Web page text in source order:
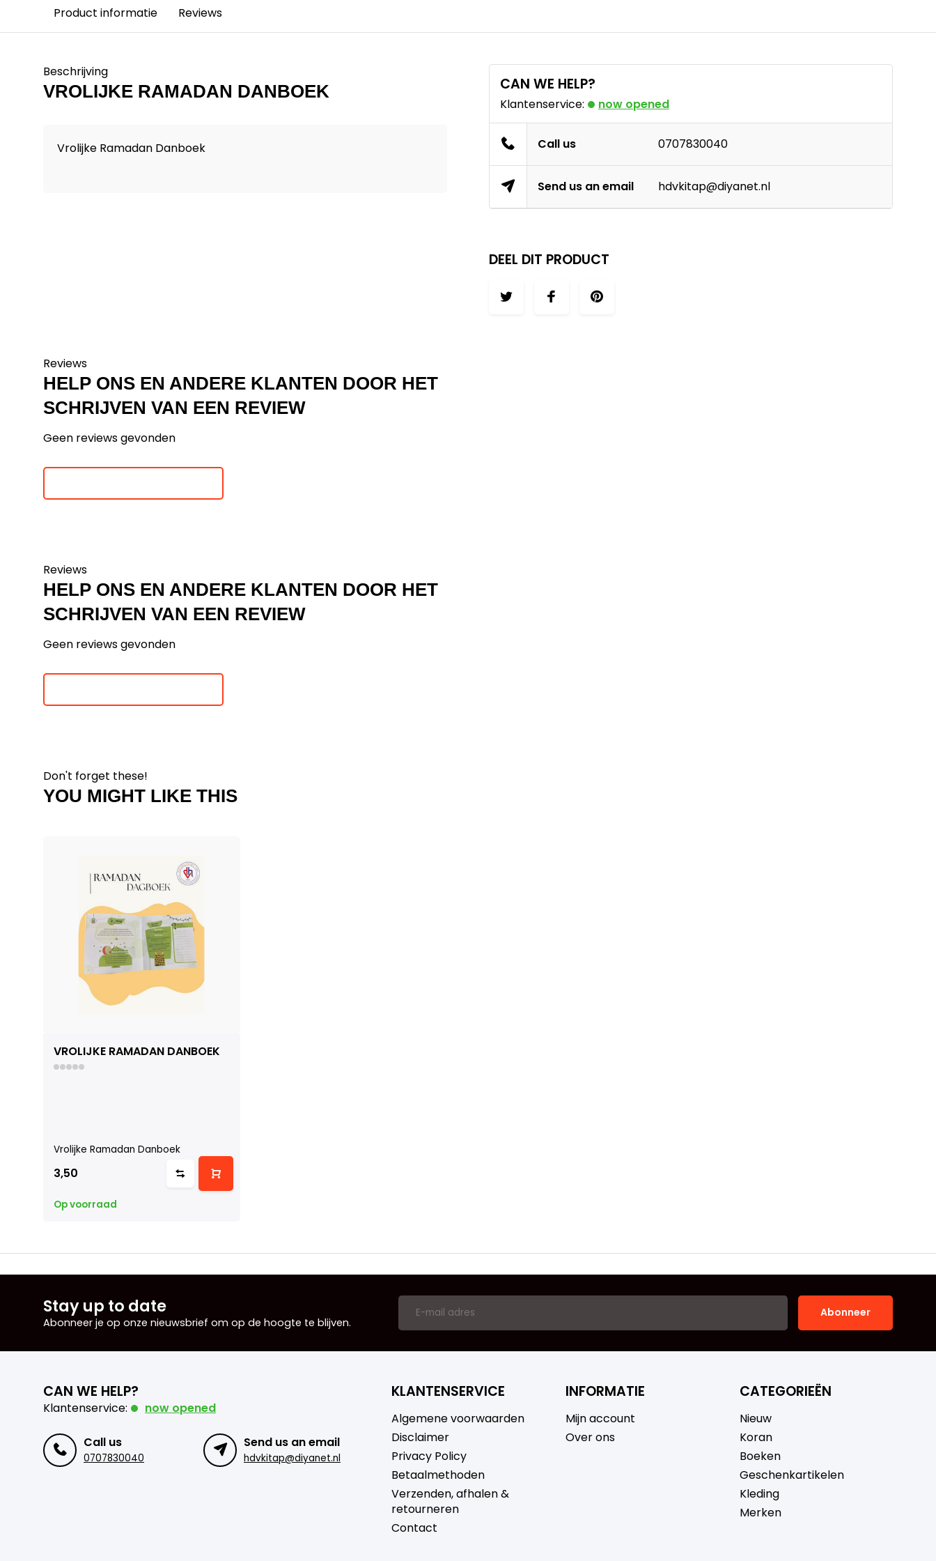
Product informatie Reviews
Beschrijving
VROLIJKE RAMADAN DANBOEK
Vrolijke Ramadan Danboek
CAN WE HELP?
Klantenservice: now opened
Call us 0707830040
Send us an email hdvkitap@diyanet.nl
DEEL DIT PRODUCT
Reviews
HELP ONS EN ANDERE KLANTEN DOOR HET
SCHRIJVEN VAN EEN REVIEW
Geen reviews gevonden
Reviews
HELP ONS EN ANDERE KLANTEN DOOR HET
SCHRIJVEN VAN EEN REVIEW
Geen reviews gevonden
Don't forget these!
YOU MIGHT LIKE THIS
VROLIJKE RAMADAN DANBOEK
Vrolijke Ramadan Danboek
3,50
Op voorraad
Stay up to date
Abonneer je op onze nieuwsbrief om op de hoogte te blijven.
Abonneer
CAN WE HELP?
Klantenservice: now opened
Call us
0707830040
Send us an email
hdvkitap@diyanet.nl
KLANTENSERVICE
Algemene voorwaarden
Disclaimer
Privacy Policy
Betaalmethoden
Verzenden, afhalen &
retourneren
Contact
INFORMATIE
Mijn account
Over ons
CATEGORIEËN
Nieuw
Koran
Boeken
Geschenkartikelen
Kleding
Merken